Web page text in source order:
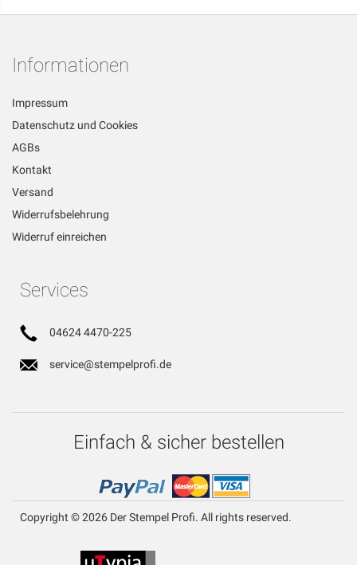
Informationen
Impressum
Datenschutz und Cookies
AGBs
Kontakt
Versand
Widerrufsbelehrung
Widerruf einreichen
Services
04624 4470-225
service@stempelprofi.de
Einfach & sicher bestellen
Copyright © 2026 Der Stempel Profi. All rights reserved.